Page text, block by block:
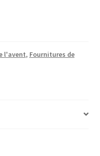
l'avent, Fournitures de